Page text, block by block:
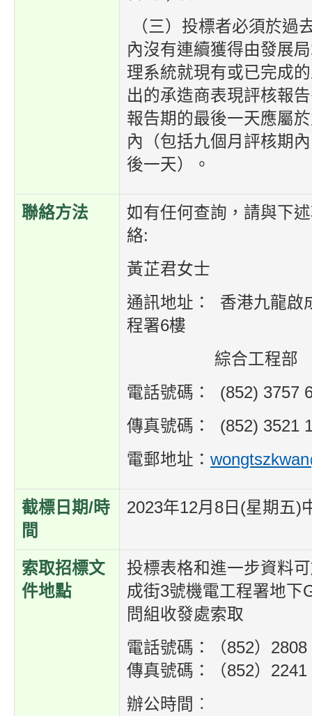
（三）投標者必須於過
內沒有連續獲得由發展
理系統就現有或已完成
出的承造商表現評核報
報告期的最後一天應屬
內（包括九個月評核期
後一天）。
聯絡方法
如有任何查詢，請與下
絡:
黃芷君女士
通訊地址： 香港九龍啟
程署6樓
綜合工程部
電話號碼： (852) 3757
傳真號碼： (852) 3521
電郵地址：
截標日期/時
間
2023年12月8日(星期五)
索取招標文
件地點
投標表格和進一步資料
成街3號機電工程署地下
問組收發處索取
電話號碼：（852）2808
傳真號碼：（852）2241
辦公時間︰